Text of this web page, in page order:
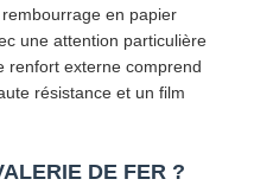
en papier
une attention particulière
renfort externe comprend
résistance et un film
DE FER ?